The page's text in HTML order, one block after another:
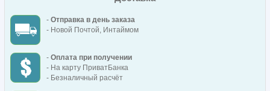
- Отправка в день заказа
- Новой Почтой, Интаймом
- Оплата при получении
- На карту ПриватБанка
- Безналичный расчёт